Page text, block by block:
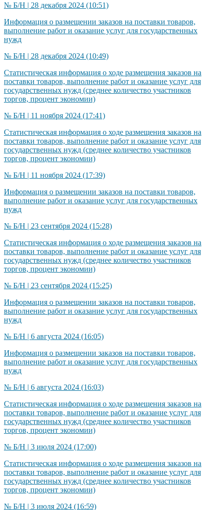
№ Б/Н | 28 декабря 2024 (10:51)
Информация о размещении заказов на поставки товаров,
выполнение работ и оказание услуг для государственных
нужд
№ Б/Н | 28 декабря 2024 (10:49)
Статистическая информация о ходе размещения заказов на
поставки товаров, выполнение работ и оказание услуг для
государственных нужд (среднее количество участников
торгов, процент экономии)
№ Б/Н | 11 ноября 2024 (17:41)
Статистическая информация о ходе размещения заказов на
поставки товаров, выполнение работ и оказание услуг для
государственных нужд (среднее количество участников
торгов, процент экономии)
№ Б/Н | 11 ноября 2024 (17:39)
Информация о размещении заказов на поставки товаров,
выполнение работ и оказание услуг для государственных
нужд
№ Б/Н | 23 сентября 2024 (15:28)
Статистическая информация о ходе размещения заказов на
поставки товаров, выполнение работ и оказание услуг для
государственных нужд (среднее количество участников
торгов, процент экономии)​
№ Б/Н | 23 сентября 2024 (15:25)
Информация о размещении заказов на поставки товаров,
выполнение работ и оказание услуг для государственных
нужд
№ Б/Н | 6 августа 2024 (16:05)
Информация о размещении заказов на поставки товаров,
выполнение работ и оказание услуг для государственных
нужд​
№ Б/Н | 6 августа 2024 (16:03)
Статистическая информация о ходе размещения заказов на
поставки товаров, выполнение работ и оказание услуг для
государственных нужд (среднее количество участников
торгов, процент экономии)
№ Б/Н | 3 июля 2024 (17:00)
Статистическая информация о ходе размещения заказов на
поставки товаров, выполнение работ и оказание услуг для
государственных нужд (среднее количество участников
торгов, процент экономии)
№ Б/Н | 3 июля 2024 (16:59)